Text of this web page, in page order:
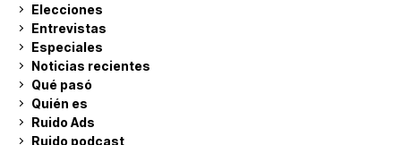
Elecciones
Entrevistas
Especiales
Noticias recientes
Qué pasó
Quién es
Ruido Ads
Ruido podcast